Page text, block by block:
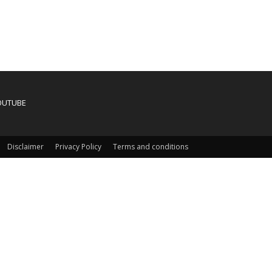
Disclaimer Privacy Policy Terms and conditions